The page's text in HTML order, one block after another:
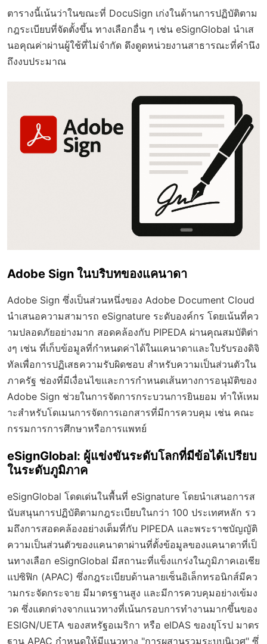
ตารางนี้เน้นว่าในขณะที่ DocuSign เก่งในด้านการปฏิบัติตาม
กฎระเบียบที่จัดตั้งขึ้น ทางเลือกอื่น ๆ เช่น eSignGlobal นำเส
นอคุณค่าผ่านผู้ใช้ที่ไม่จำกัด ดึงดูดหน่วยงานสาธารณะที่คำนึง
ถึงงบประมาณ
Adobe Sign ในบริบทของแคนาดา
Adobe Sign ซึ่งเป็นส่วนหนึ่งของ Adobe Document Cloud
นำเสนอความสามารถ eSignature ระดับองค์กร โดยเน้นที่คว
ามปลอดภัยอย่างมาก สอดคล้องกับ PIPEDA ผ่านคุณสมบัติต่า
งๆ เช่น ที่เก็บข้อมูลที่กำหนดค่าได้ในแคนาดาและใบรับรองดิจิ
ทัลเพื่อการปฏิเสธความรับผิดชอบ สำหรับความเป็นส่วนตัวใน
ภาครัฐ ช่องที่มีเงื่อนไขและการกำหนดเส้นทางการอนุมัติของ
Adobe Sign ช่วยในการจัดการกระบวนการยินยอม ทำให้เหม
าะสำหรับโดเมนการจัดการเอกสารที่มีการควบคุม เช่น คณะ
กรรมการการศึกษาหรือการแพทย์
eSignGlobal: ผู้แข่งขันระดับโลกที่มีข้อได้เปรียบ
ในระดับภูมิภาค
eSignGlobal โดดเด่นในพื้นที่ eSignature โดยนำเสนอการส
นับสนุนการปฏิบัติตามกฎระเบียบในกว่า 100 ประเทศหลัก รว
มถึงการสอดคล้องอย่างเต็มที่กับ PIPEDA และพระราชบัญญัติ
ความเป็นส่วนตัวของแคนาดาผ่านที่ตั้งข้อมูลของแคนาดาที่เป็
นทางเลือก eSignGlobal มีสถานะที่แข็งแกร่งในภูมิภาคเอเชีย
แปซิฟิก (APAC) ซึ่งกฎระเบียบด้านลายเซ็นอิเล็กทรอนิกส์มีคว
ามกระจัดกระจาย มีมาตรฐานสูง และมีการควบคุมอย่างเข้มง
วด ซึ่งแตกต่างจากแนวทางที่เน้นกรอบการทำงานมากขึ้นของ
ESIGN/UETA ของสหรัฐอเมริกา หรือ eIDAS ของยุโรป มาตร
ฐาน APAC กำหนดให้มีแนวทาง "การผสานรวมระบบนิเวศ" ซึ่